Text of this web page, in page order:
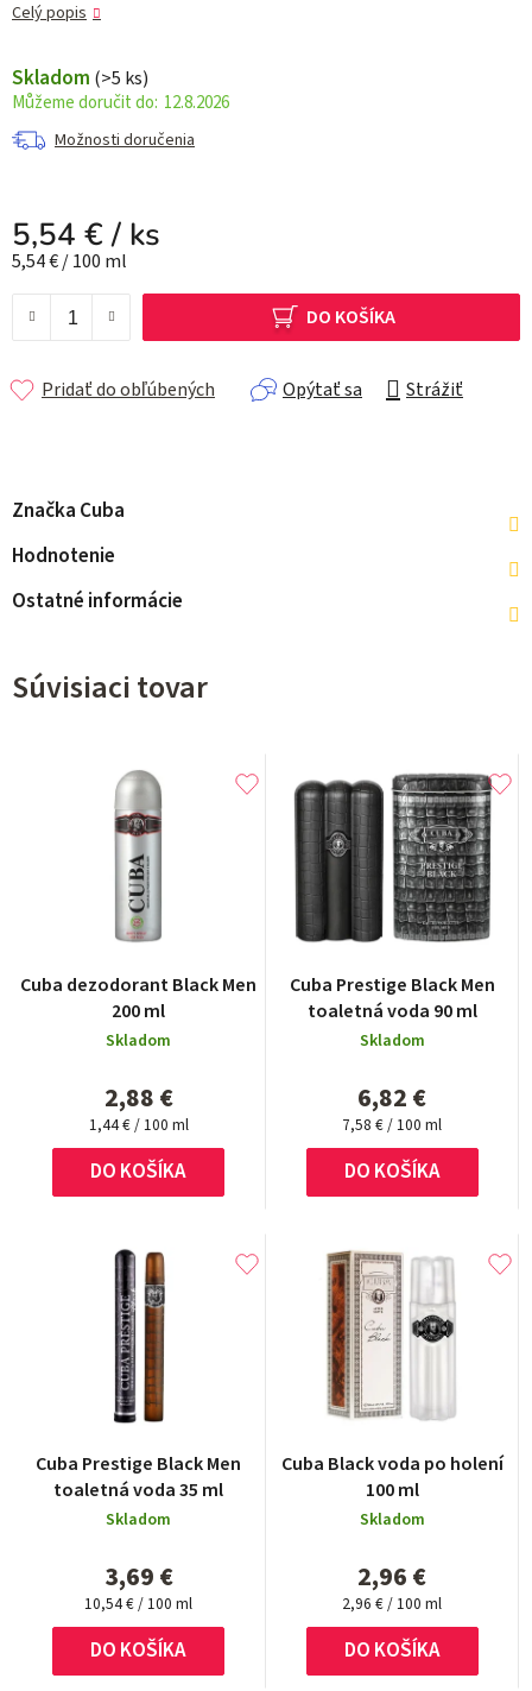
Celý popis
Skladom (>5 ks)
12.8.2026
Možnosti doručenia
5,54 €/ ks
Jednotková cena:
5,54 € / 100 ml
DO KOŠÍKA
Opýtať sa Strážiť
Pridať do obľúbených
Značka Cuba
Hodnotenie
Ostatné informácie
Súvisiaci tovar
Cuba dezodorant Black Men
200 ml
Skladom
2,88 €
Jednotková
cena:
1,44 € / 100 ml
DO KOŠÍKA
Cuba Prestige Black Men
toaletná voda 90 ml
Skladom
6,82 €
Jednotková
cena:
7,58 € / 100 ml
DO KOŠÍKA
Cuba Prestige Black Men
toaletná voda 35 ml
Skladom
3,69 €
Jednotková
cena:
10,54 € / 100 ml
DO KOŠÍKA
Cuba Black voda po holení
100 ml
Skladom
2,96 €
Jednotková
cena:
2,96 € / 100 ml
DO KOŠÍKA